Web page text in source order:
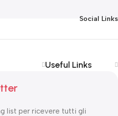
Social Links
Useful Links
list per ricevere tutti gli